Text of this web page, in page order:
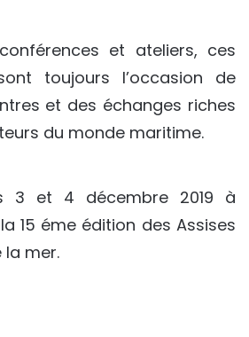
et ateliers, ces
toujours l’occasion de
et des échanges riches
du monde maritime.
3 et 4 décembre 2019 à
15 éme édition des Assises
la mer.